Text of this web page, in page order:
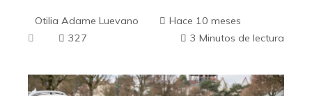
Otilia Adame Luevano
Hace 10 meses
327
3 Minutos de lectura